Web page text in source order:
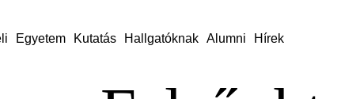
Egyetem Kutatás Hallgatóknak Alumni Hírek